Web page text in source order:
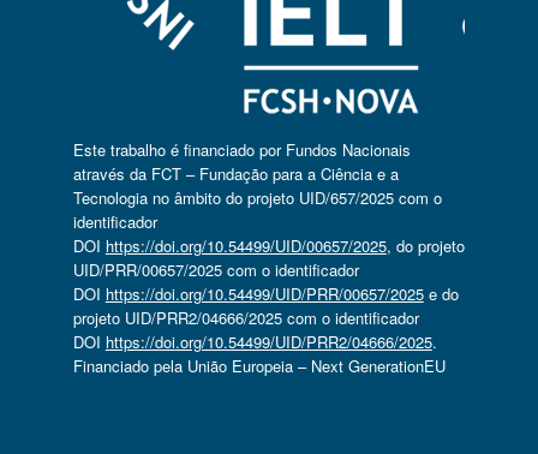
Este trabalho é financiado por Fundos Nacionais
através da FCT – Fundação para a Ciência e a
Tecnologia no âmbito do projeto UID/657/2025 com o
identificador
DOI https://doi.org/10.54499/UID/00657/2025, do projeto
UID/PRR/00657/2025 com o identificador
DOI https://doi.org/10.54499/UID/PRR/00657/2025e do
projeto UID/PRR2/04666/2025 com o identificador
DOI https://doi.org/10.54499/UID/PRR2/04666/2025.
Financiado pela União Europeia – Next GenerationEU